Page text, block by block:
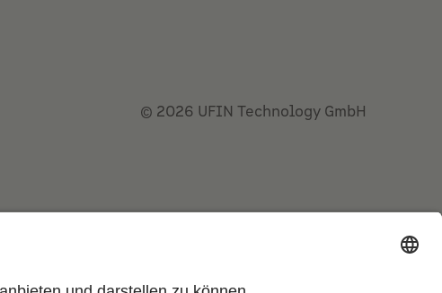
© 2026 UFIN Technology GmbH